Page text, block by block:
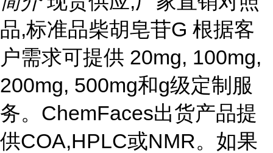
品,标准品柴胡皂苷G 根据客
户需求可提供 20mg, 100mg,
200mg, 500mg和g级定制服
务。ChemFaces出货产品提
供COA,HPLC或NMR。如果